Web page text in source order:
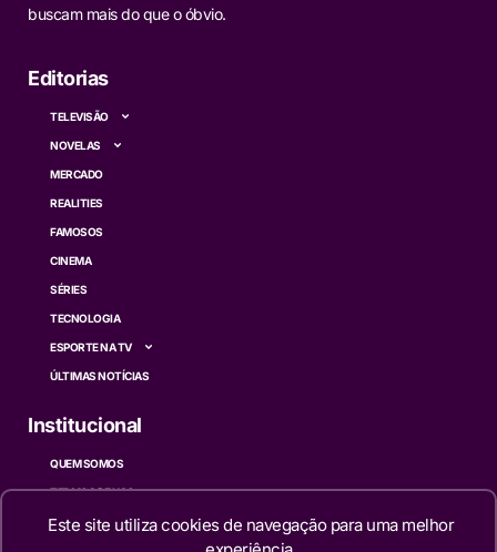
buscam mais do que o óbvio.
Editorias
TELEVISÃO
NOVELAS
MERCADO
REALITIES
FAMOSOS
CINEMA
SÉRIES
TECNOLOGIA
ESPORTE NA TV
ÚLTIMAS NOTÍCIAS
Institucional
QUEM SOMOS
TERMOS DE USO
TRANSPARÊNCIA
Este site utiliza cookies de navegação para uma melhor